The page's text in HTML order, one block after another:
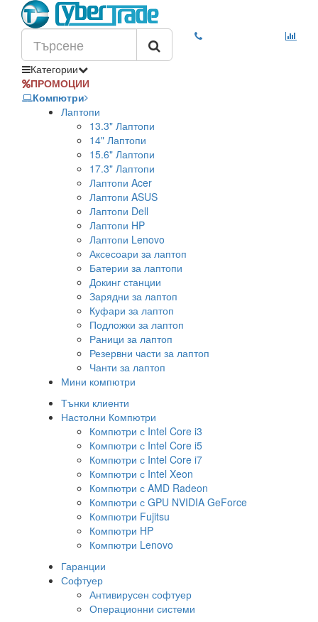
Категории
ПРОМОЦИИ
Компютри
Лаптопи
13.3" Лаптопи
14" Лаптопи
15.6" Лаптопи
17.3" Лаптопи
Лаптопи Acer
Лаптопи ASUS
Лаптопи Dell
Лаптопи HP
Лаптопи Lenovo
Аксесоари за лаптоп
Батерии за лаптопи
Докинг станции
Зарядни за лаптоп
Куфари за лаптоп
Подложки за лаптоп
Раници за лаптоп
Резервни части за лаптоп
Чанти за лаптоп
Мини компютри
Тънки клиенти
Настолни Компютри
Компютри с Intel Core i3
Компютри с Intel Core i5
Компютри с Intel Core i7
Компютри с Intel Xeon
Компютри с AMD Radeon
Компютри с GPU NVIDIA GeForce
Компютри Fujitsu
Компютри HP
Компютри Lenovo
Гаранции
Софтуер
Антивирусен софтуер
Операционни системи